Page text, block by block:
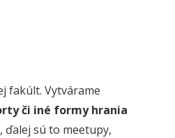
fakúlt. Vytvárame
či iné formy hrania
ďalej sú to meetupy,